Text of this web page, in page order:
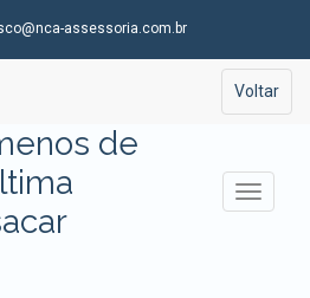
assessoria.com.br
Toggle
Voltar
de